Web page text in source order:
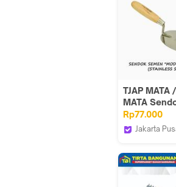
TJAP MATA
MATA
Cetok
Djakarta 6" -
Stainless
Rp77.000
Jakarta